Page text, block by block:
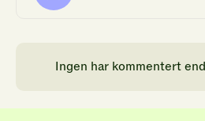
Ingen har kommentert